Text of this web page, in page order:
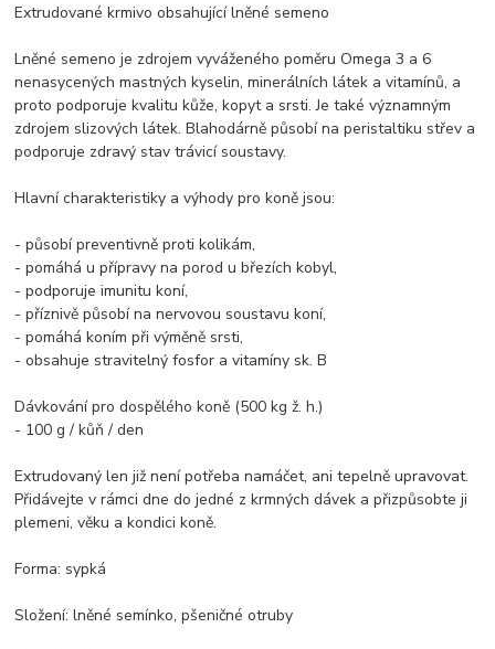
Extrudované krmivo obsahující lněné semeno
Lněné semeno je zdrojem vyváženého poměru Omega 3 a 6
nenasycených mastných kyselin, minerálních látek a vitamínů, a
proto podporuje kvalitu kůže, kopyt a srsti. Je také významným
zdrojem slizových látek. Blahodárně působí na peristaltiku střev a
podporuje zdravý stav trávicí soustavy.
Hlavní charakteristiky a výhody pro koně jsou:
- působí preventivně proti kolikám,
- pomáhá u přípravy na porod u březích kobyl,
- podporuje imunitu koní,
- příznivě působí na nervovou soustavu koní,
- pomáhá koním při výměně srsti,
- obsahuje stravitelný fosfor a vitamíny sk. B
Dávkování pro dospělého koně (500 kg ž. h.)
- 100 g / kůň / den
Extrudovaný len již není potřeba namáčet, ani tepelně upravovat.
Přidávejte v rámci dne do jedné z krmných dávek a přizpůsobte ji
plemeni, věku a kondici koně.
Forma: sypká
Složení: lněné semínko, pšeničné otruby